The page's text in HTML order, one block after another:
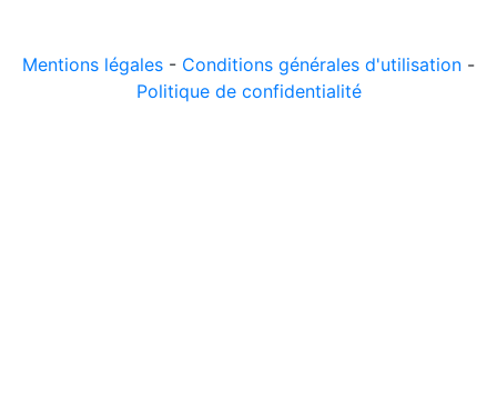
Mentions légales - Conditions générales d'utilisation -
Politique de confidentialité